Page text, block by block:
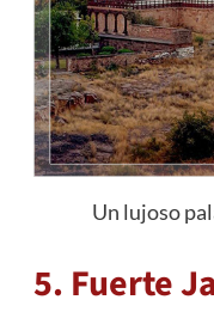
Un lujoso
5. Fuerte